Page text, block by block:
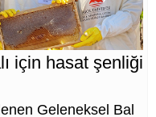
için hasat şenliği
Geleneksel Bal